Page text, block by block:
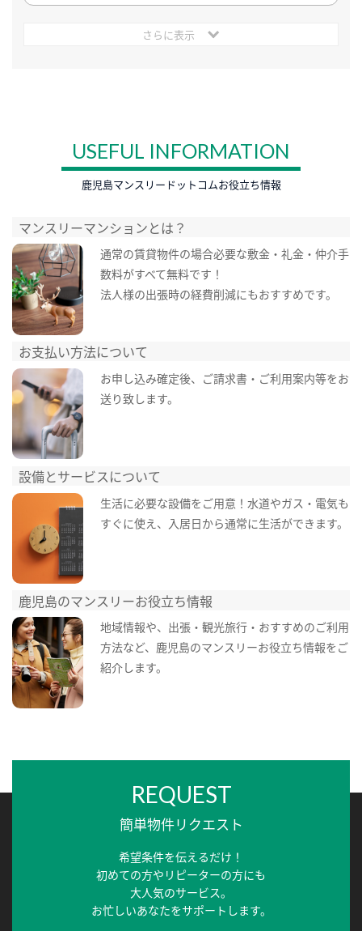
さらに表示
USEFUL INFORMATION
鹿児島マンスリードットコムお役立ち情報
マンスリーマンションとは？
通常の賃貸物件の場合必要な敷金・礼金・仲介手
数料がすべて無料です！
法人様の出張時の経費削減にもおすすめです。
お支払い方法について
お申し込み確定後、ご請求書・ご利用案内等をお
送り致します。
設備とサービスについて
生活に必要な設備をご用意！水道やガス・電気も
すぐに使え、入居日から通常に生活ができます。
鹿児島のマンスリーお役立ち情報
地域情報や、出張・観光旅行・おすすめのご利用
方法など、鹿児島のマンスリーお役立ち情報をご
紹介します。
REQUEST
簡単物件リクエスト
希望条件を伝えるだけ！
初めての方やリピーターの方にも
大人気のサービス。
お忙しいあなたをサポートします。